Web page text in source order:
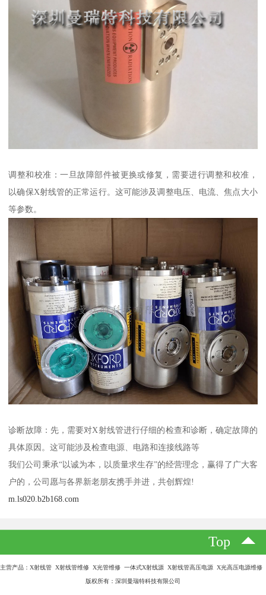
调整和校准：一旦故障部件被更换或修复，需要进行调整和校准，
以确保X射线管的正常运行。这可能涉及调整电压、电流、焦点大小
等参数。
诊断故障：先，需要对X射线管进行仔细的检查和诊断，确定故障的
具体原因。这可能涉及检查电源、电路和连接线路等
我们公司秉承“以诚为本，以质量求生存”的经营理念，赢得了广大客
户的，公司愿与各界新老朋友携手并进，共创辉煌!
m.ls020.b2b168.com
Top
主营产品：X射线管 X射线管维修 X光管维修 一体式X射线源 X射线管高压电源 X光高压电源维修
版权所有：深圳曼瑞特科技有限公司